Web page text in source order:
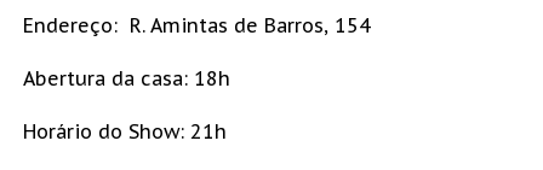
Endereço: R. Amintas de Barros, 154
Abertura da casa: 18h
Horário do Show: 21h